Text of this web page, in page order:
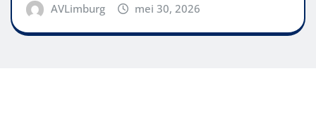
AVLimburg mei 30, 2026